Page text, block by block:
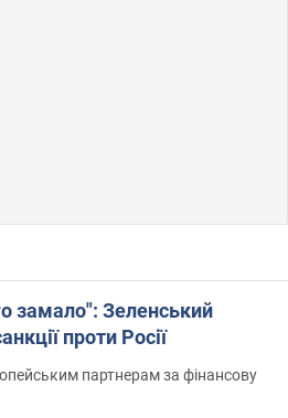
замало": Зеленський
проти Росії
партнерам за фінансову